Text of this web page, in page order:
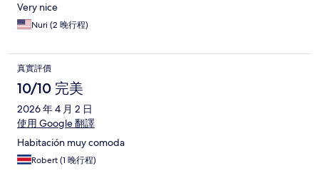
Very nice
Nuri (2 晚行程)
真實評價
10/10 完美
2026 年 4 月 2 日
使用 Google 翻譯
Habitación muy comoda
Robert (1 晚行程)